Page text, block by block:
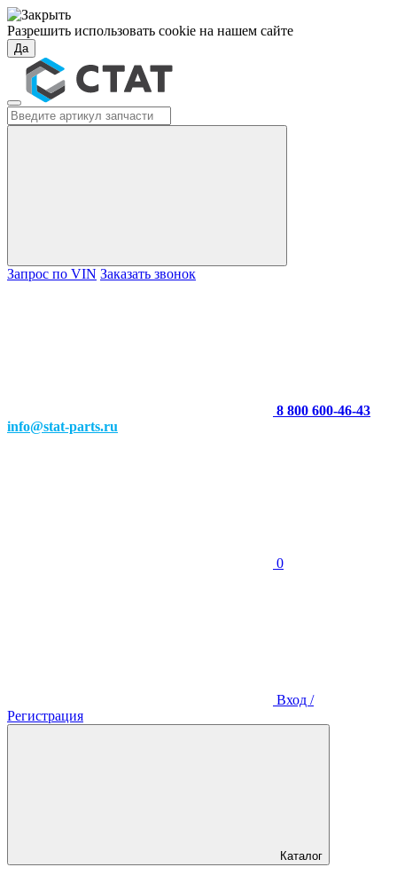
Разрешить использовать cookie на нашем сайте
Да
Запрос по VIN Заказать звонок
8 800 600-46-43
info@stat-parts.ru
0
Вход /
Регистрация
Каталог